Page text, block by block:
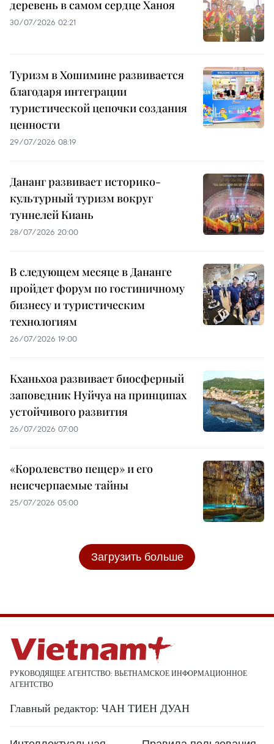
деревень в самом сердце Ханоя
30/07/2026 02:21
Туризм в Хошимине развивается
благодаря интеграции
туристической цепочки создания
ценности
29/07/2026 08:19
Дананг развивает историко-
культурный туризм вокруг
туннелей Киань
28/07/2026 20:00
В следующем месяце в Дананге
пройдет форум по гостиничному
бизнесу и туристическим
технологиям
26/07/2026 19:00
Кханьхоа развивает биосферный
заповедник Нуйчуа на принципах
устойчивого развития
26/07/2026 07:00
«Королевство пещер» и его
неисчерпаемые тайны
25/07/2026 05:00
Загрузить больше
РУКОВОДЯЩЕЕ АГЕНТСТВО: ВЬЕТНАМСКОЕ ИНФОРМАЦИОННОЕ
АГЕНТСТВО
Главный редактор: ЧАН ТИЕН ДУАН